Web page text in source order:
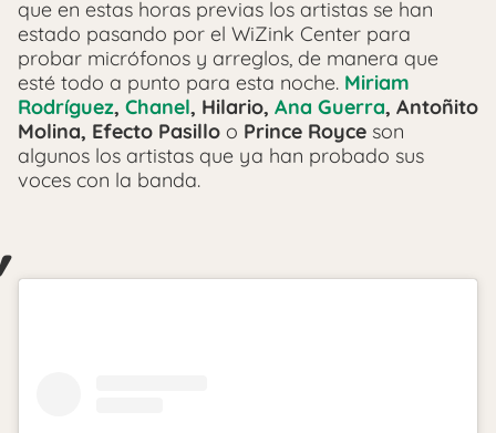
que en estas horas previas los artistas se han
estado pasando por el WiZink Center para
probar micrófonos y arreglos, de manera que
esté todo a punto para esta noche. Miriam
Rodríguez, Chanel, Hilario, Ana Guerra, Antoñito
Molina, Efecto Pasillo o Prince Royce son
algunos los artistas que ya han probado sus
voces con la banda.